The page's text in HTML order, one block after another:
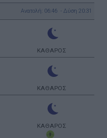
Ανατολή: 06:46 - Δύση 20:31
ΚΑΘΑΡΟΣ
ΚΑΘΑΡΟΣ
ΚΑΘΑΡΟΣ